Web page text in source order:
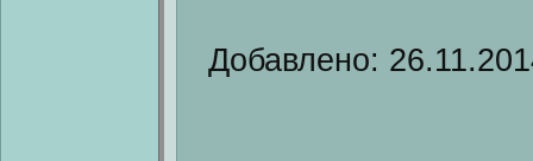
Добавлено: